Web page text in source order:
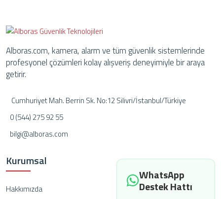
Alboras.com, kamera, alarm ve tüm güvenlik sistemlerinde
profesyonel çözümleri kolay alışveriş deneyimiyle bir araya
getirir.
Cumhuriyet Mah. Berrin Sk. No:12 Silivri/İstanbul/Türkiye
0 (544) 275 92 55
bilgi@alboras.com
Kurumsal
Hakkımızda
WhatsApp
Destek Hattı